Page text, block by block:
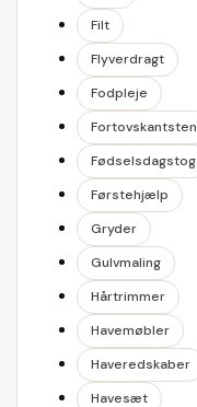
Filt
Flyverdragt
Fodpleje
Fortovskantsten
Fødselsdagstog
Førstehjælp
Gryder
Gulvmaling
Hårtrimmer
Havemøbler
Haveredskaber
Havesæt